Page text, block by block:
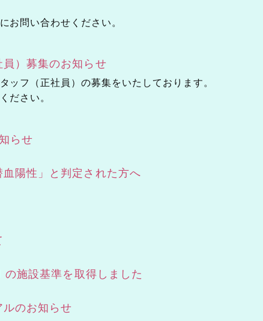
お問い合わせください。
）募集のお知らせ
ッフ（正社員）の募集をいたしております。
ださい。
らせ
陽性」と判定された方へ
施設基準を取得しました
のお知らせ